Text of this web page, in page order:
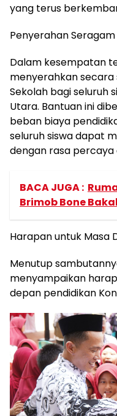
yang terus
Penyerahan
Dalam kesempatan
menyerahkan secara
Sekolah bagi seluruh
Utara. Bantuan ini
beban biaya
seluruh siswa dapat
dengan rasa percaya
BACA JUGA :
Brimob Bone
Harapan untuk Masa
Menutup
menyampaikan
depan pendidikan